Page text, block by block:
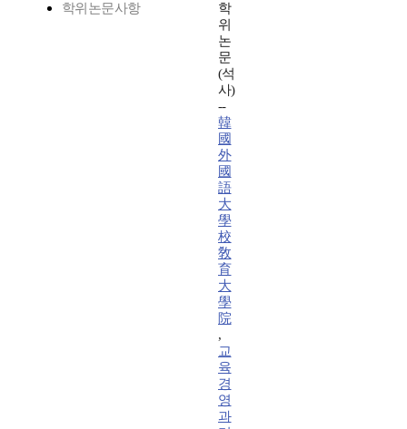
학위논문사항
학
위
논
문
(석
사)
--
韓
國
外
國
語
大
學
校
敎
育
大
學
院
,
교
육
경
영
과